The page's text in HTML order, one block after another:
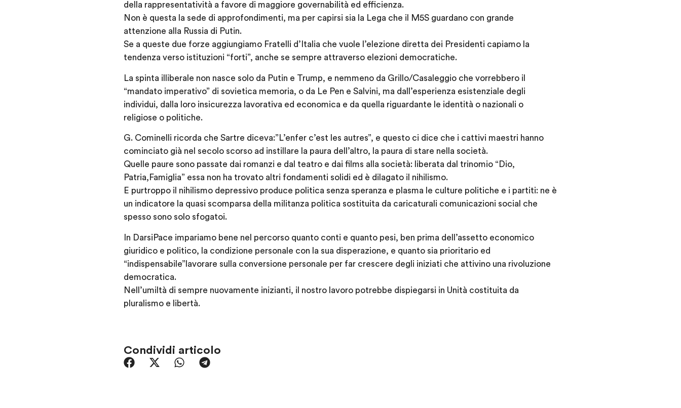
della rappresentatività a favore di maggiore governabilità ed efficienza.
Non è questa la sede di approfondimenti, ma per capirsi sia la Lega che il M5S guardano con grande
attenzione alla Russia di Putin.
Se a queste due forze aggiungiamo Fratelli d’Italia che vuole l’elezione diretta dei Presidenti capiamo la
tendenza verso istituzioni “forti”, anche se sempre attraverso elezioni democratiche.
La spinta illiberale non nasce solo da Putin e Trump, e nemmeno da Grillo/Casaleggio che vorrebbero il
“mandato imperativo” di sovietica memoria, o da Le Pen e Salvini, ma dall’esperienza esistenziale degli
individui, dalla loro insicurezza lavorativa ed economica e da quella riguardante le identità o nazionali o
religiose o politiche.
G. Cominelli ricorda che Sartre diceva:”L’enfer c’est les autres”, e questo ci dice che i cattivi maestri hanno
cominciato già nel secolo scorso ad instillare la paura dell’altro, la paura di stare nella società.
Quelle paure sono passate dai romanzi e dal teatro e dai films alla società: liberata dal trinomio “Dio,
Patria,Famiglia” essa non ha trovato altri fondamenti solidi ed è dilagato il nihilismo.
E purtroppo il nihilismo depressivo produce politica senza speranza e plasma le culture politiche e i partiti: ne è
un indicatore la quasi scomparsa della militanza politica sostituita da caricaturali comunicazioni social che
spesso sono solo sfogatoi.
In DarsiPace impariamo bene nel percorso quanto conti e quanto pesi, ben prima dell’assetto economico
giuridico e politico, la condizione personale con la sua disperazione, e quanto sia prioritario ed
“indispensabile”lavorare sulla conversione personale per far crescere degli iniziati che attivino una rivoluzione
democratica.
Nell’umiltà di sempre nuovamente inizianti, il nostro lavoro potrebbe dispiegarsi in Unità costituita da
pluralismo e libertà.
Condividi articolo